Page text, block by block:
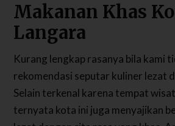
Makanan Khas
Langara
Kurang lengkap rasanya bila kami
rekomendasi seputar kuliner lezat
Selain terkenal karena tempat
ternyata kota ini juga menyajikan